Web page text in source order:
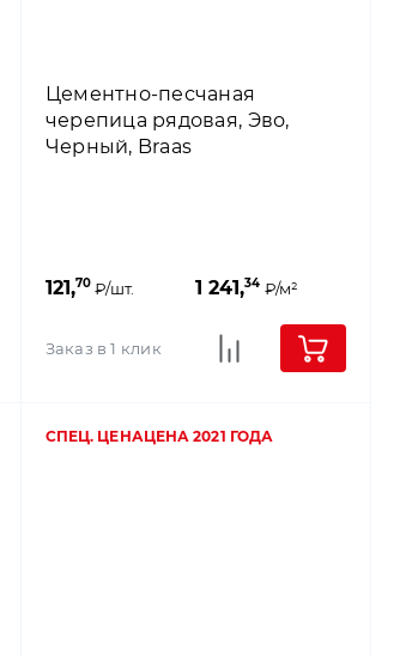
Цементно-песчаная
черепица рядовая, Эво,
Черный, Braas
121,70₽/шт. 1 241,34 ₽/м²
Заказ в 1 клик
СПЕЦ. ЦЕНАЦЕНА 2021 ГОДА